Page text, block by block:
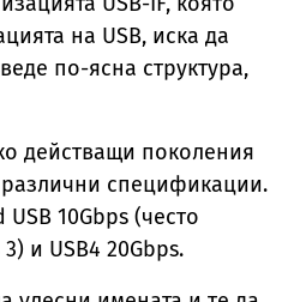
на USB, иска да
по-ясна структура,
действащи поколения
различни спецификации.
10Gbps (често
и USB4 20Gbps.